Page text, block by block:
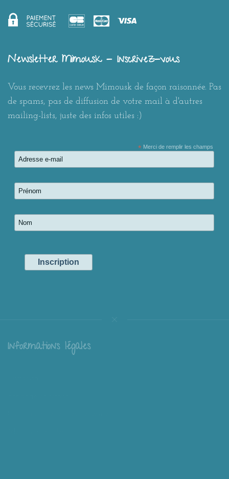
Newsletter Mimousk - Inscrivez-vous
Vous recevrez les news Mimousk de façon raisonnée. Pas
de spams, pas de diffusion de votre mail à d'autres
mailing-lists, juste des infos utiles :)
*Merci de remplir les champs
Informations légales